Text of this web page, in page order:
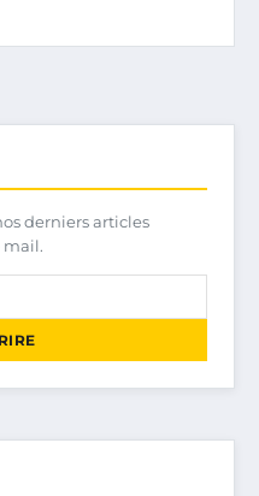
derniers articles
mail.